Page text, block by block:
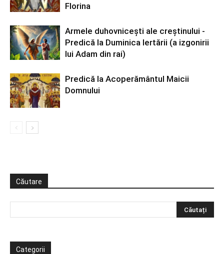
Florina
Armele duhovniceşti ale creştinului -
Predică la Duminica Iertării (a izgonirii
lui Adam din rai)
Predică la Acoperământul Maicii
Domnului
Căutare
Categorii